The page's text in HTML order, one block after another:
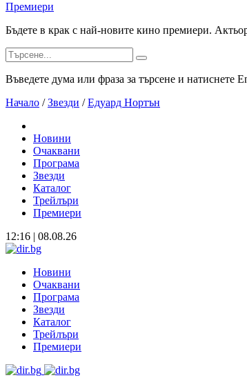
Премиери
Бъдете в крак с най-новите кино премиери.
Въведете дума или фраза за търсене и натиснете
Начало / Звезди / Едуард Нортън
Новини
Очаквани
Програма
Звезди
Каталог
Трейлъри
Премиери
12:16 | 08.08.26
Новини
Очаквани
Програма
Звезди
Каталог
Трейлъри
Премиери